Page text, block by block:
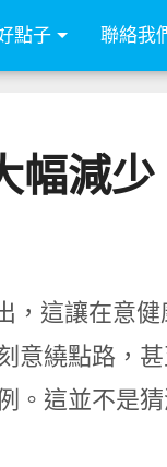
點子 聯絡我
幅減少
，這讓在意
意繞點路，
。這並不是